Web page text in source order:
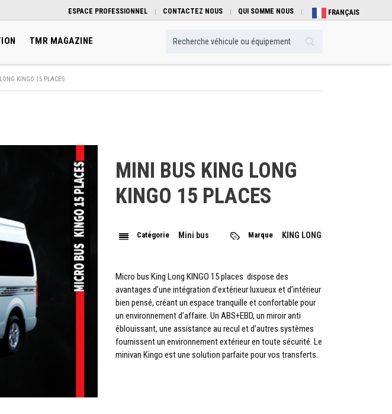
ESPACE PROFESSIONNEL CONTACTEZ NOUS QUI SOMME NOUS FRANÇAIS
TMR MAGAZINE
KINGO 15 PLACES
MINI BUS KING LONG
KINGO 15 PLACES
Catégorie Mini bus Marque KING LONG
Micro bus King Long KINGO 15 places dispose des
avantages d’une intégration d’extérieur luxueux et d’intérieur
bien pensé, créant un espace tranquille et confortable pour
un environnement d’affaire. Un ABS+EBD, un miroir anti
éblouissant, une assistance au recul et d’autres systèmes
fournissent un environnement extérieur en toute sécurité. Le
minivan Kingo est une solution parfaite pour vos transferts.